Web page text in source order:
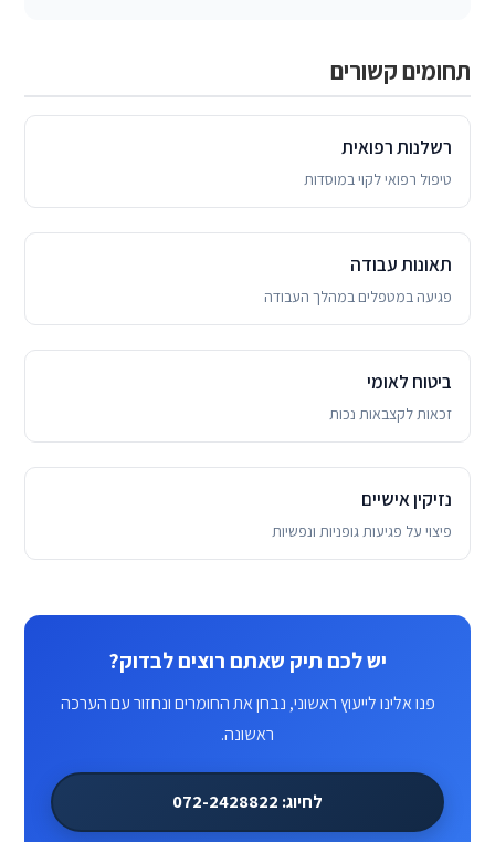
תחומים קשורים
רשלנות רפואית
טיפול רפואי לקוי במוסדות
תאונות עבודה
פגיעה במטפלים במהלך העבודה
ביטוח לאומי
זכאות לקצבאות נכות
נזיקין אישיים
פיצוי על פגיעות גופניות ונפשיות
יש לכם תיק שאתם רוצים לבדוק?
פנו אלינו לייעוץ ראשוני, נבחן את החומרים ונחזור עם הערכה
ראשונה.
לחיוג: 072-2428822